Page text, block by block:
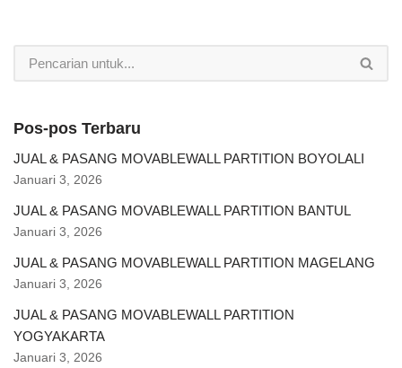
Pos-pos Terbaru
JUAL & PASANG MOVABLEWALL PARTITION BOYOLALI
Januari 3, 2026
JUAL & PASANG MOVABLEWALL PARTITION BANTUL
Januari 3, 2026
JUAL & PASANG MOVABLEWALL PARTITION MAGELANG
Januari 3, 2026
JUAL & PASANG MOVABLEWALL PARTITION
YOGYAKARTA
Januari 3, 2026